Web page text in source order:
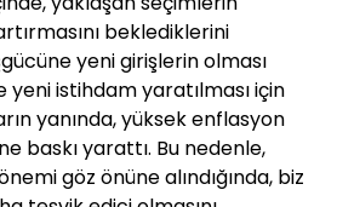
beklediklerini
yeni girişlerin olması
yeni istihdam yaratılması için
yanında, yüksek enflasyon
baskı yarattı. Bu nedenle,
göz önüne alındığında, biz